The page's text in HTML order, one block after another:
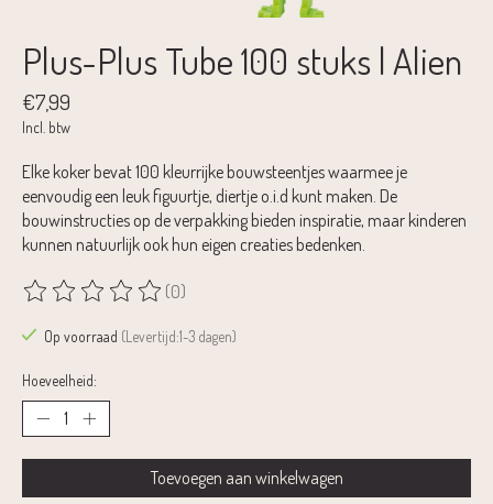
Plus-Plus Tube 100 stuks | Alien
€7,99
Incl. btw
Elke koker bevat 100 kleurrijke bouwsteentjes waarmee je
eenvoudig een leuk figuurtje, diertje o.i.d kunt maken. De
bouwinstructies op de verpakking bieden inspiratie, maar kinderen
kunnen natuurlijk ook hun eigen creaties bedenken.
De beoordeling van dit product is
(0)
Op voorraad (Levertijd:1-3 dagen)
Hoeveelheid:
Toevoegen aan winkelwagen